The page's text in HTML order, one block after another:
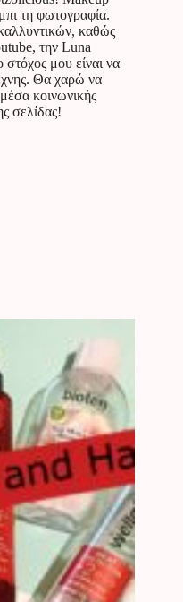
τη φωτογραφία.
καθώς
την Luna
μου είναι να
Θα χαρώ να
κοινωνικής
σελίδας!